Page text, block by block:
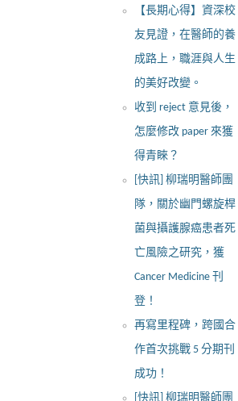
【長期心得】資深校
友見證，在醫師的養
成路上，職涯與人生
的美好改變。
收到 reject 意見後，
怎麼修改 paper 來獲
得青睞？
[快訊] 柳瑞明醫師團
隊，關於幽門螺旋桿
菌與攝護腺癌患者死
亡風險之研究，獲
Cancer Medicine 刊
登！
再寫里程碑，跨國合
作首次挑戰 5 分期刊
成功！
[快訊] 柳瑞明醫師團